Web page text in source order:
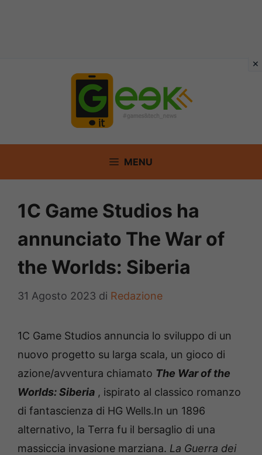
MENU
1C Game Studios ha
annunciato The War of
the Worlds: Siberia
31 Agosto 2023 di Redazione
1C Game Studios annuncia lo sviluppo di un
nuovo progetto su larga scala, un gioco di
azione/avventura chiamato The War of the
Worlds: Siberia , ispirato al classico romanzo
di fantascienza di HG Wells.In un 1896
alternativo, la Terra fu il bersaglio di una
massiccia invasione marziana. La Guerra dei